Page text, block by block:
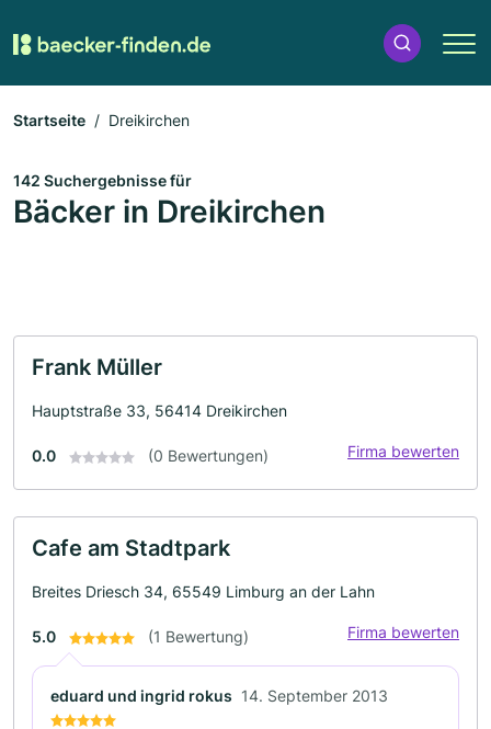
Startseite Dreikirchen
142 Suchergebnisse für
Bäcker in Dreikirchen
Frank Müller
Hauptstraße 33, 56414 Dreikirchen
0.0 (0 Bewertungen) Firma bewerten
Cafe am Stadtpark
Breites Driesch 34, 65549 Limburg an der Lahn
5.0 (1 Bewertung) Firma bewerten
eduard und ingrid rokus 14. September 2013